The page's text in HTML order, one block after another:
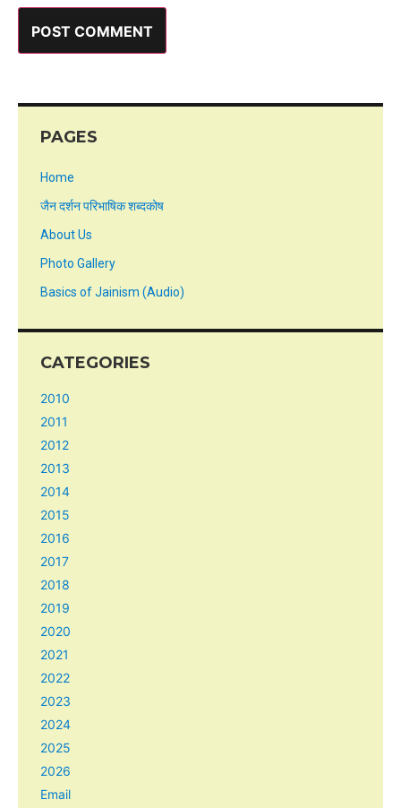
PAGES
Home
जैन दर्शन परिभाषिक शब्दकोष
About Us
Photo Gallery
Basics of Jainism (Audio)
CATEGORIES
2010
2011
2012
2013
2014
2015
2016
2017
2018
2019
2020
2021
2022
2023
2024
2025
2026
Email